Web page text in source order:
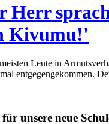
Herr
Kivumu!'
Leute in
entgegengekommen.
für unsere neue